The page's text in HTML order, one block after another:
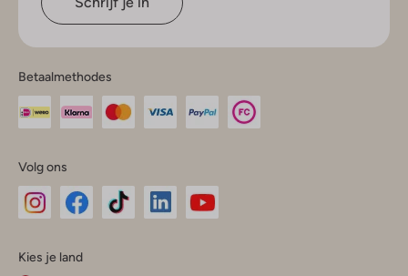
Betaalmethodes
Volg ons
InstagramFacebook
Kies je land